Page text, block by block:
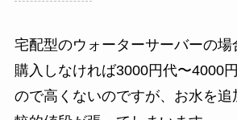
宅配型のウォーターサーバーの場
購入しなければ3000円代〜4000
ので高くないのですが、お水を追